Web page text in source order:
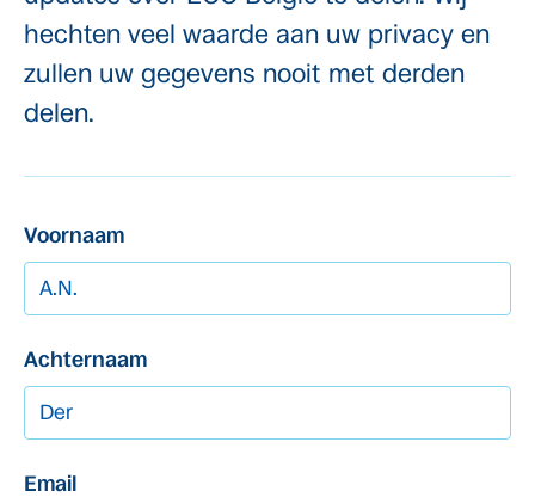
hechten veel waarde aan uw privacy en
zullen uw gegevens nooit met derden
delen.
Voornaam
Achternaam
Email